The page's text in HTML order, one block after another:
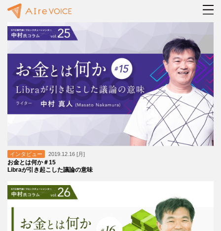
インタビュー 2019.12.16 [月]
お金とは何か＃15
Libraが引き起こした議論の意味